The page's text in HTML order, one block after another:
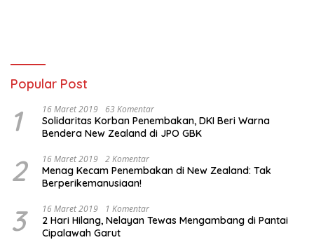
Popular Post
1 16 Maret 2019 63 Komentar
Solidaritas Korban Penembakan, DKI Beri Warna
Bendera New Zealand di JPO GBK
2 16 Maret 2019 2 Komentar
Menag Kecam Penembakan di New Zealand: Tak
Berperikemanusiaan!
3 16 Maret 2019 1 Komentar
2 Hari Hilang, Nelayan Tewas Mengambang di Pantai
Cipalawah Garut